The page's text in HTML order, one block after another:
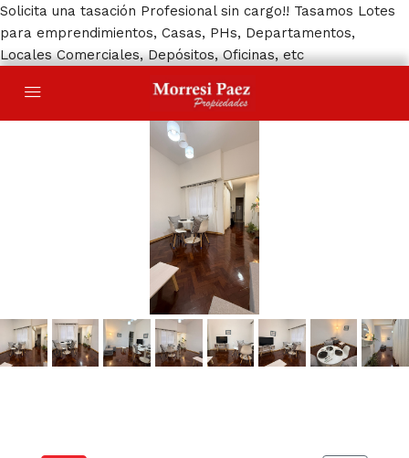
Solicita una tasación Profesional sin cargo!! Tasamos Lotes
para emprendimientos, Casas, PHs, Departamentos,
Locales Comerciales, Depósitos, Oficinas, etc